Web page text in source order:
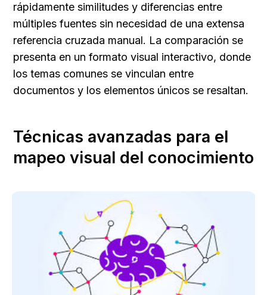
rápidamente similitudes y diferencias entre
múltiples fuentes sin necesidad de una extensa
referencia cruzada manual. La comparación se
presenta en un formato visual interactivo, donde
los temas comunes se vinculan entre
documentos y los elementos únicos se resaltan.
Técnicas avanzadas para el
mapeo visual del conocimiento